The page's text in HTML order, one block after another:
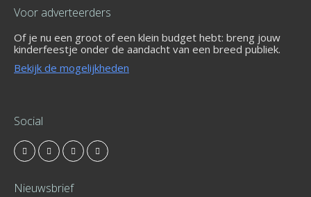
Voor adverteerders
Of je nu een groot of een klein budget hebt: breng jouw
kinderfeestje onder de aandacht van een breed publiek.
Bekijk de mogelijkheden
Social
Nieuwsbrief